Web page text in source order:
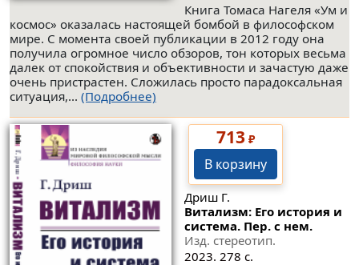
Книга Томаса Нагеля «Ум и
космос» оказалась настоящей бомбой в философском
мире. С момента своей публикации в 2012 году она
получила огромное число обзоров, тон которых весьма
далек от спокойствия и объективности и зачастую даже
очень пристрастен. Сложилась просто парадоксальная
ситуация,... (Подробнее)
713₽
В корзину
Дриш Г.
Витализм: Его история и
система. Пер. с нем.
Изд. стереотип.
2023. 278 с.